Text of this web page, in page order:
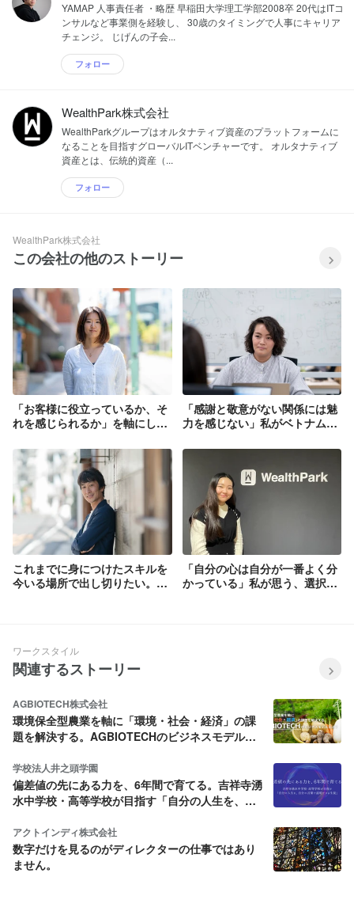
YAMAP 人事責任者 ・略歴 早稲田大学理工学部2008卒 20代はITコ
ンサルなど事業側を経験し、 30歳のタイミングで人事にキャリア
チェンジ。 じげんの子会...
フォロー
WealthPark株式会社
WealthParkグループはオルタナティブ資産のプラットフォームに
なることを目指すグローバルITベンチャーです。 オルタナティブ
資産とは、伝統的資産（...
フォロー
WealthPark株式会社
この会社の他のストーリー
「お客様に役立っているか、そ
れを感じられるか」を軸にして
を見据えてチーム力の向上に邁
進する、カスタマーサクセスマ
ネージャーの挑戦
「感謝と敬意がない関係には魅
力を感じない」私がベトナムで
と”APPRECIATION AND
これまでに身につけたスキルを
今いる場所で出し切りたい。プ
「自分の心は自分が一番よく分
かっている」私が思う、選択を
ワークスタイル
関連するストーリー
AGBIOTECH株式会社
環境保全型農業を軸に「環境・社会・経済」の課
題を解決する。AGBIOTECHのビジネスモデルと
学校法人井之頭学園
偏差値の先にある力を、6年間で育てる。吉祥寺湧
水中学校・高等学校が目指す「自分の人生を、自
アクトインディ株式会社
数字だけを見るのがディレクターの仕事ではあり
ません。